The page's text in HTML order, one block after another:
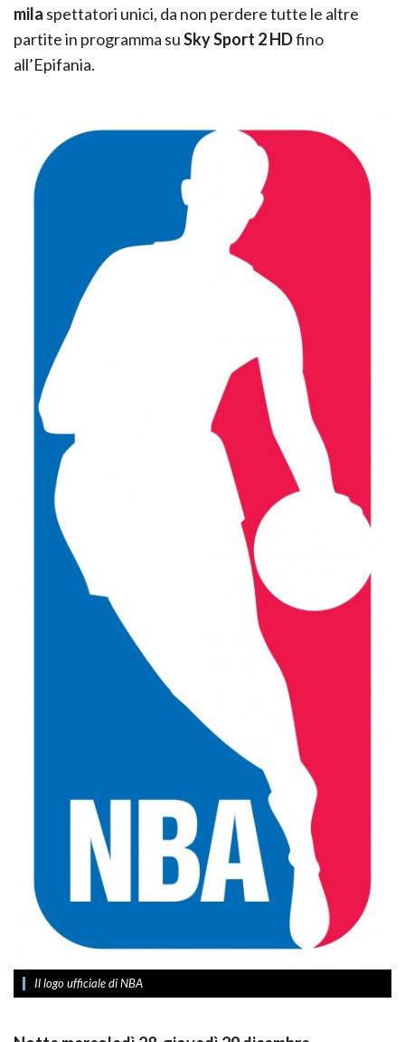
mila spettatori unici, da non perdere tutte le altre
partite in programma suSky Sport 2 HDfino
all’Epifania.
Il logo ufficiale di NBA